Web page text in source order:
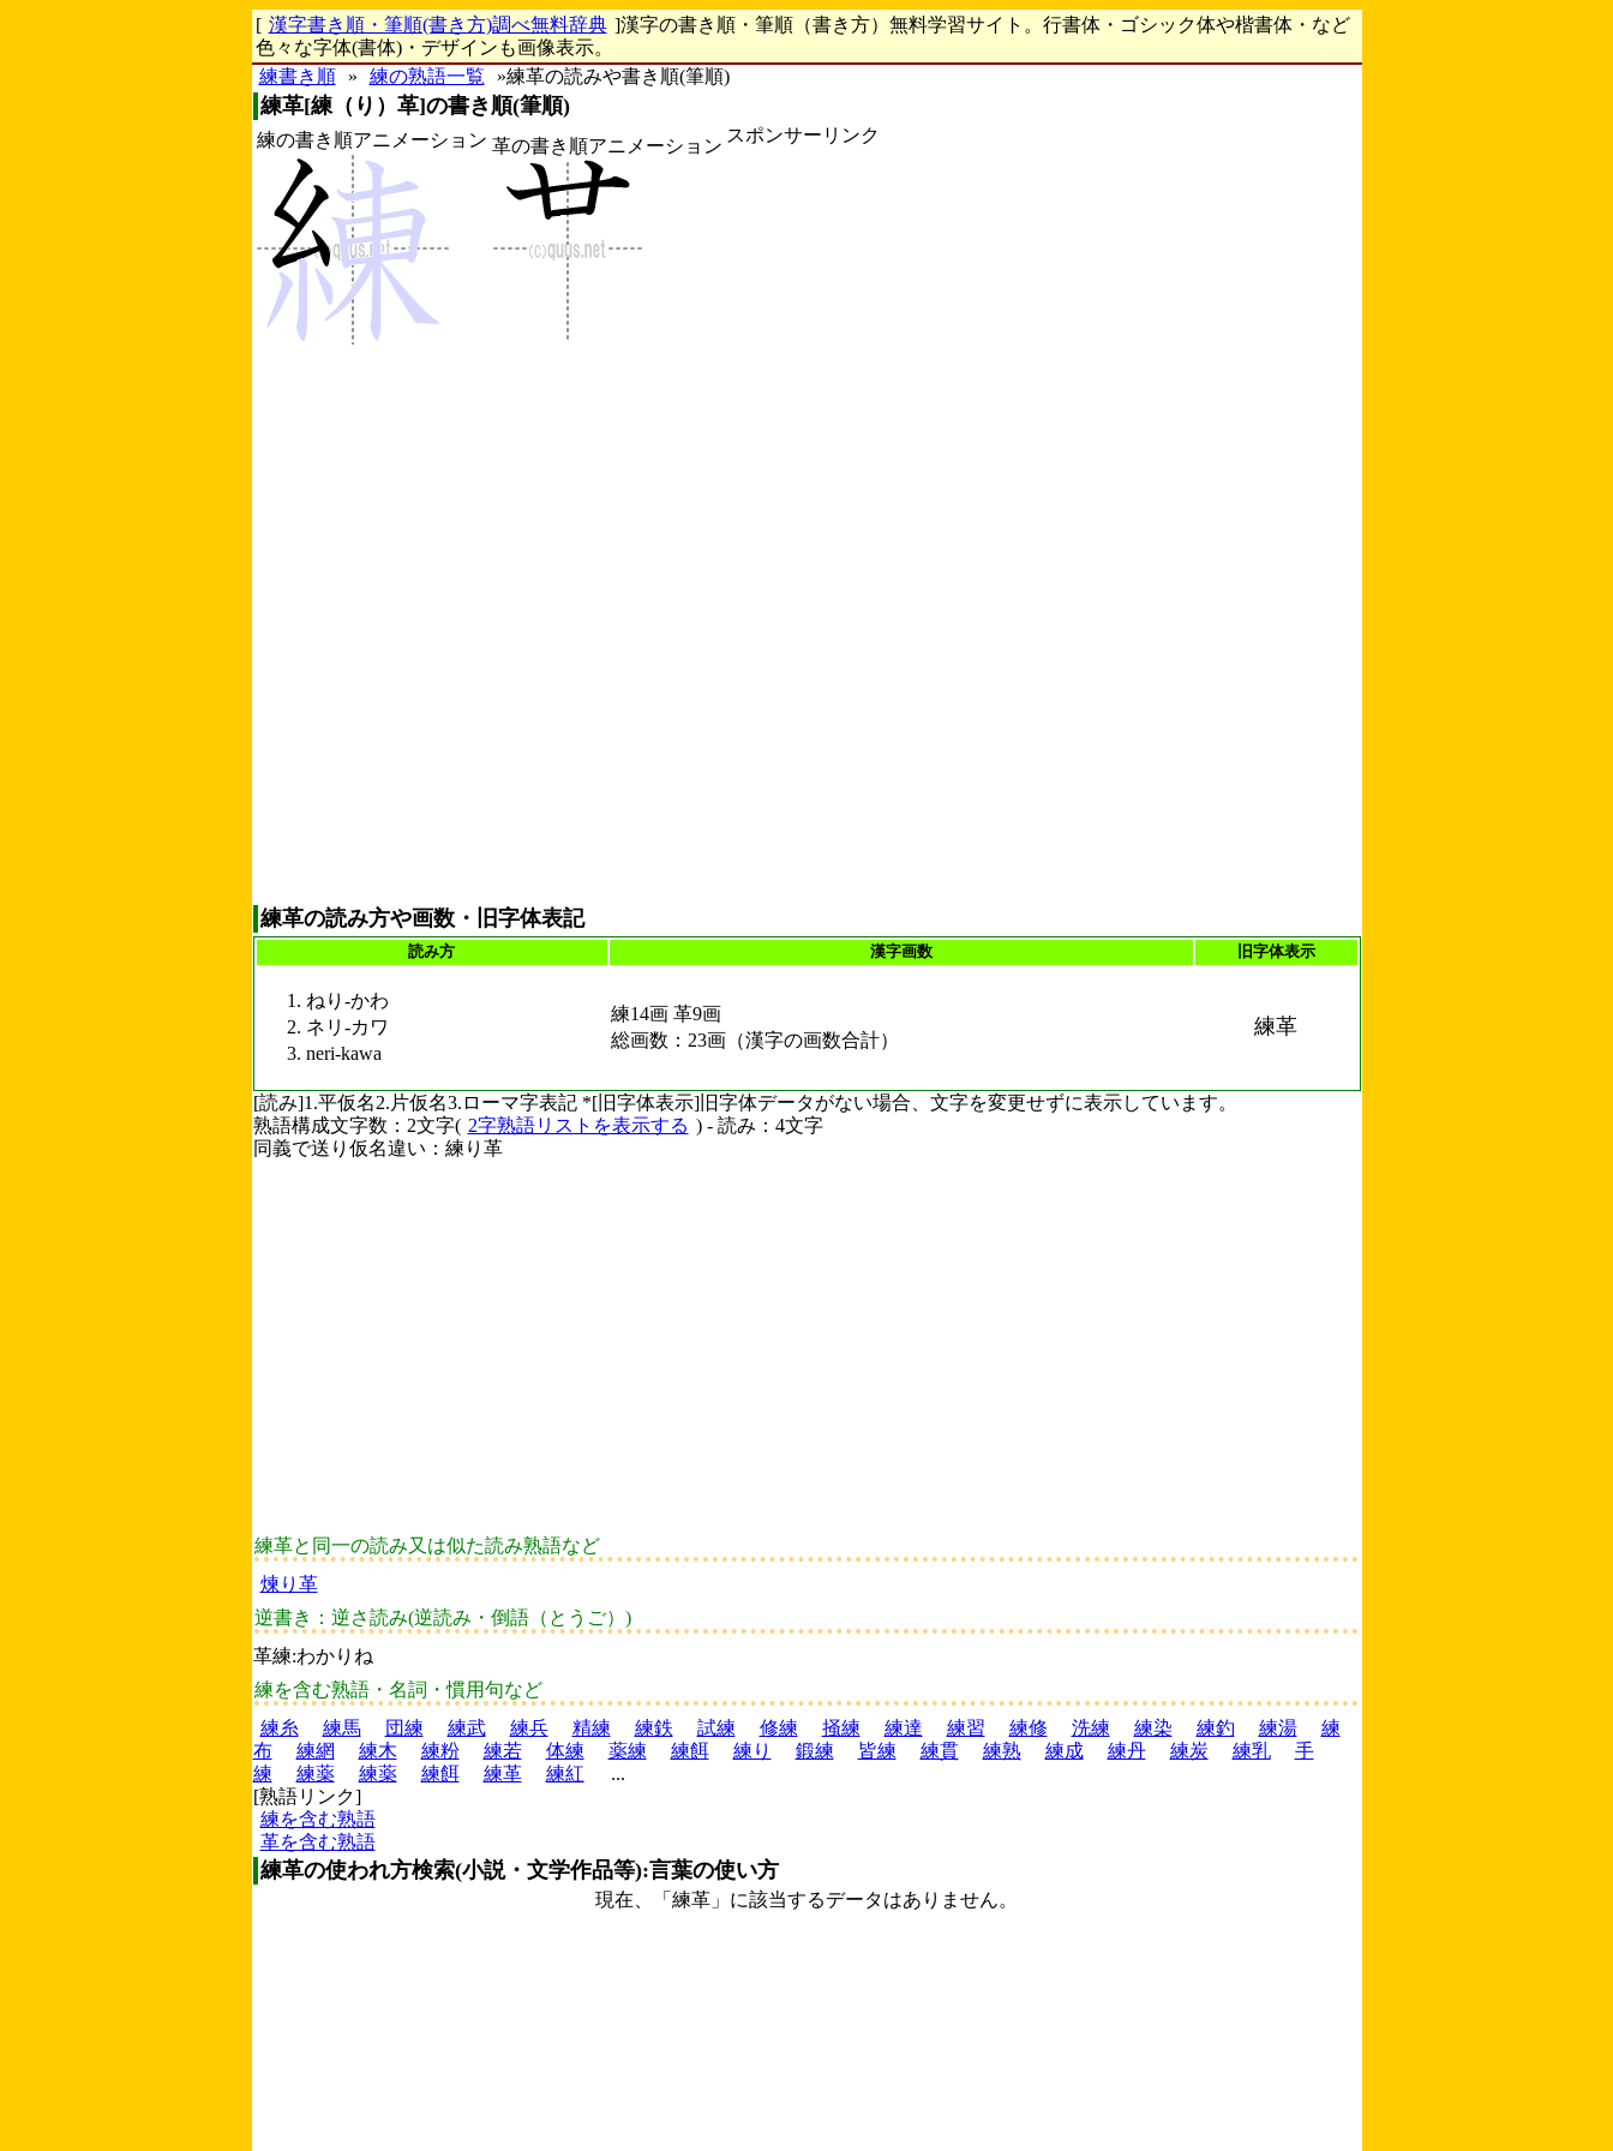
[ 漢字書き順・筆順(書き方)調べ無料辞典 ]漢字の書き順・筆順（書き方）無料学習サイト。行書体・ゴシック体や楷書体・など
色々な字体(書体)・デザインも画像表示。
練書き順
» 練の熟語一覧 »練革の読みや書き順(筆順)
練革[練（り）革]の書き順(筆順)
練の書き順アニメーション 革の書き順アニメーション
スポンサーリンク
練革の読み方や画数・旧字体表記
読み方 漢字画数 旧字体表示
ねり-かわ
ネリ-カワ
neri-kawa
練14画 革9画
総画数：23画（漢字の画数合計）
練革
[読み]1.平仮名2.片仮名3.ローマ字表記 *[旧字体表示]旧字体データがない場合、文字を変更せずに表示しています。
熟語構成文字数：2文字( 2字熟語リストを表示する ) - 読み：4文字
同義で送り仮名違い：練り革
練革と同一の読み又は似た読み熟語など
煉り革
逆書き：逆さ読み(逆読み・倒語（とうご）)
革練:わかりね
練を含む熟語・名詞・慣用句など
練糸
練馬 団練 練武 練兵 精練 練鉄 試練 修練 掻練 練達 練習 練修 洗練 練染 練釣 練湯
練
布
練網 練木 練粉 練若 体練 薬練 練餌 練り 鍛練 皆練 練貫 練熟 練成 練丹 練炭 練乳
手
練
練薬 練薬 練餌 練革 練紅
...
[熟語リンク]
練を含む熟語
革を含む熟語
練革の使われ方検索(小説・文学作品等):言葉の使い方
現在、「練革」に該当するデータはありません。